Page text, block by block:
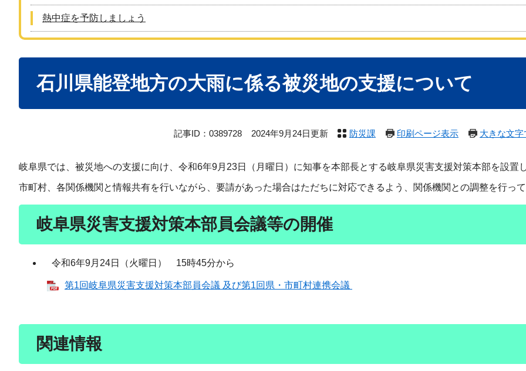
熱中症を予防しましょう
石川県能登地方の大雨に係る被災地の支援について
記事ID：0389728 2024年9月24日更新 防災課 印刷ページ表示 大きな文
岐阜県では、被災地への支援に向け、令和6年9月23日（月曜日）に知事を本部長とする岐阜県災害支援対策本部を設置
市町村、各関係機関と情報共有を行いながら、要請があった場合はただちに対応できるよう、関係機関との調整を行って
岐阜県災害支援対策本部員会議等の開催
令和6年9月24日（火曜日） 15時45分から
第1回岐阜県災害支援対策本部員会議 及び第1回県・市町村連携会議
関連情報